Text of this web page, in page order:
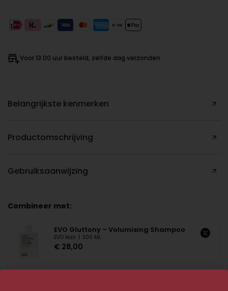
Voor 13.00 uur besteld, zelfde dag verzonden
Belangrijkste kenmerken
Productomschrijving
Gebruiksaanwijzing
Combineer met:
EVO Gluttony – Volumising Shampoo
EVO Hair | 300 ML
€ 28,00